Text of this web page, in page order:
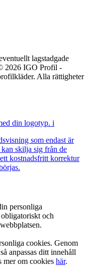
lagstadgade
2026 IGO Profil -
Alla rättigheter
din logotyp. i
som endast är
kan skilja sig från de
kostnadsfritt korrektur
personliga
och
cookies. Genom
anpassas ditt innehåll
mer om cookies här.